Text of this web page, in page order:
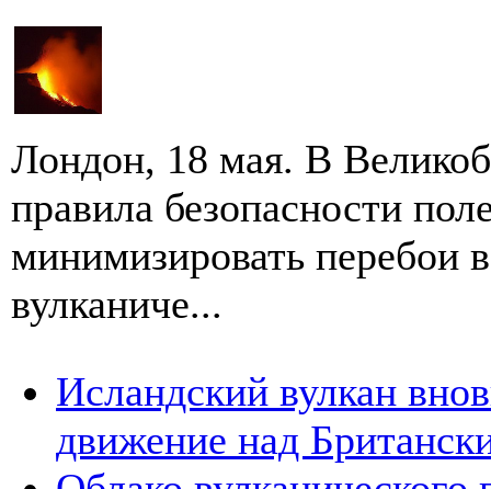
Лондон, 18 мая. В
правила безопасности
минимизировать перебои
вулканиче...
Исландский вулкан
движение над